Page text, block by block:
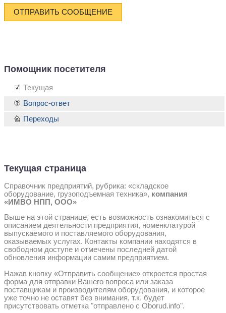
ОТПРАВИТЬ СООБЩЕНИЕ
Помощник посетителя
Текущая
Текущая страница
Справочник предприятий, рубрика: «складское
оборудование, грузоподъемная техника», компания
«ИМВО НПП, ООО»
Выше на этой странице, есть возможность ознакомиться с
описанием деятельности предприятия, номенклатурой
выпускаемого и поставляемого оборудования,
оказываемых услугах. Контакты компании находятся в
свободном доступе и отмечены последней датой
обновления информации самим предприятием.
Нажав кнопку «Отправить сообщение» откроется простая
форма для отправки Вашего вопроса или заказа
поставщикам и производителям оборудования, и которое
уже точно не оставят без внимания, т.к. будет
присутствовать отметка "отправлено с Oborud.info".
Вопрос-ответ
Переходы